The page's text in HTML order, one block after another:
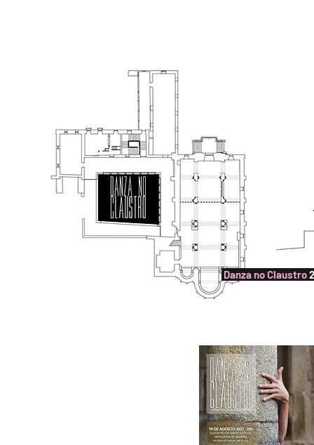
Danza no Claustro